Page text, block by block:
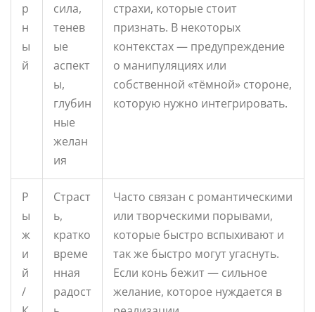
р
н
ы
й
сила,
тенев
ые
аспект
ы,
глубин
ные
желан
ия
страхи, которые стоит
признать. В некоторых
контекстах — предупреждение
о манипуляциях или
собственной «тёмной» стороне,
которую нужно интегрировать.
Р
ы
ж
и
й
/
Страст
ь,
кратко
време
нная
радост
Часто связан с романтическими
или творческими порывами,
которые быстро вспыхивают и
так же быстро могут угаснуть.
Если конь бежит — сильное
желание, которое нуждается в